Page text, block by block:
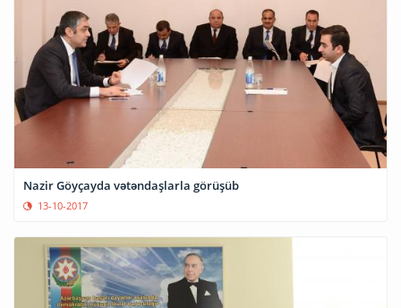
Nazir Göyçayda vətəndaşlarla görüşüb
13-10-2017